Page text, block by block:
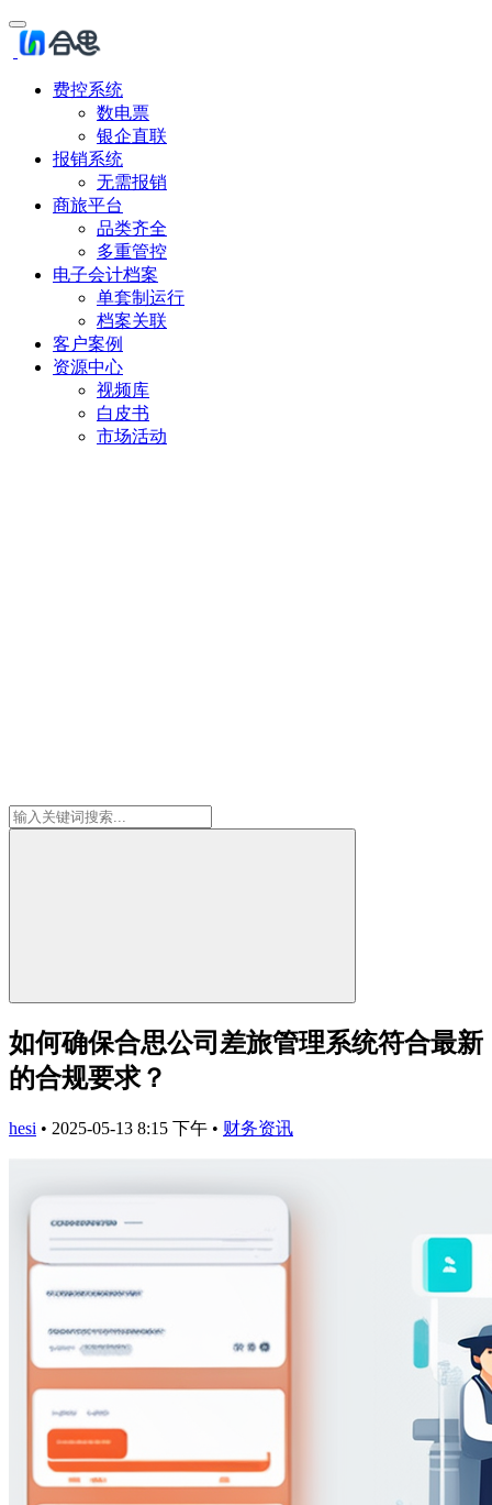
费控系统
数电票
银企直联
报销系统
无需报销
商旅平台
品类齐全
多重管控
电子会计档案
单套制运行
档案关联
客户案例
资源中心
视频库
白皮书
市场活动
如何确保合思公司差旅管理系统符合最新
的合规要求？
hesi • 2025-05-13 8:15 下午 • 财务资讯